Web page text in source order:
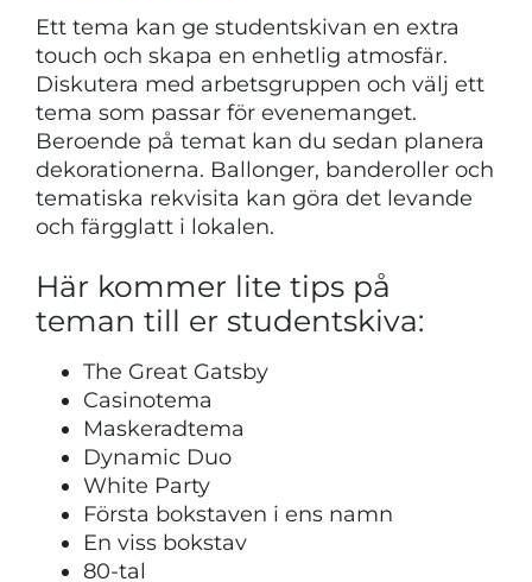
Ett tema kan ge studentskivan en extra
touch och skapa en enhetlig atmosfär.
Diskutera med arbetsgruppen och välj ett
tema som passar för evenemanget.
Beroende på temat kan du sedan planera
dekorationerna. Ballonger, banderoller och
tematiska rekvisita kan göra det levande
och färgglatt i lokalen.
Här kommer lite tips på
teman till er studentskiva:
The Great Gatsby
Casinotema
Maskeradtema
Dynamic Duo
White Party
Första bokstaven i ens namn
En viss bokstav
80-tal